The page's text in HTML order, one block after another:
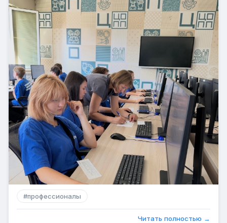
рамках проекта «Трудовое лето — 2
#профессионалы
Читать полностью →